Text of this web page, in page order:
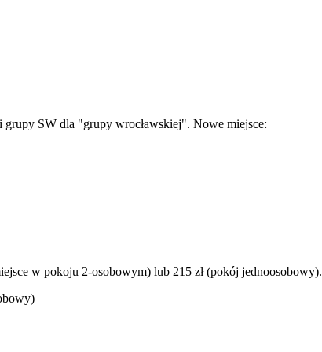
SW dla "grupy wrocławskiej". Nowe miejsce:
w pokoju 2-osobowym) lub 215 zł (pokój jednoosobowy).